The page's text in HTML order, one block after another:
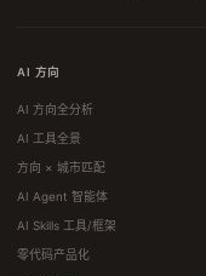
AI 方向
AI 方向全分析
AI 工具全景
方向 × 城市匹配
AI Agent 智能体
AI Skills 工具/框架
零代码产品化